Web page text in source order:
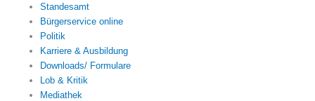
Standesamt
Bürgerservice online
Politik
Karriere & Ausbildung
Downloads/ Formulare
Lob & Kritik
Mediathek